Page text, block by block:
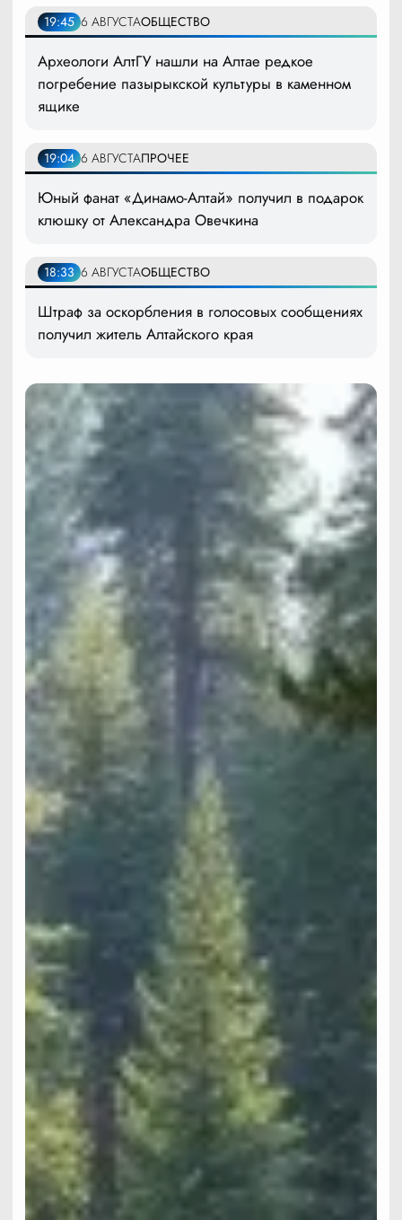
19:45 6 АВГУСТАОБЩЕСТВО
Археологи АлтГУ нашли на Алтае редкое
погребение пазырыкской культуры в каменном
ящике
19:04 6 АВГУСТАПРОЧЕЕ
Юный фанат «Динамо-Алтай» получил в подарок
клюшку от Александра Овечкина
18:33 6 АВГУСТАОБЩЕСТВО
Штраф за оскорбления в голосовых сообщениях
получил житель Алтайского края